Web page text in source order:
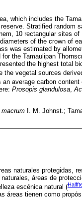
which includes the
Stratified random
10 rectangular sites
of the crown of
was estimated by
the Tamaulipan
the highest total
the vegetal sources
average carbon content
Prosopis glandulosa,
I. M. Johnst.;
naturales protegidas,
áreas de
escénica natural (
áreas tienen como